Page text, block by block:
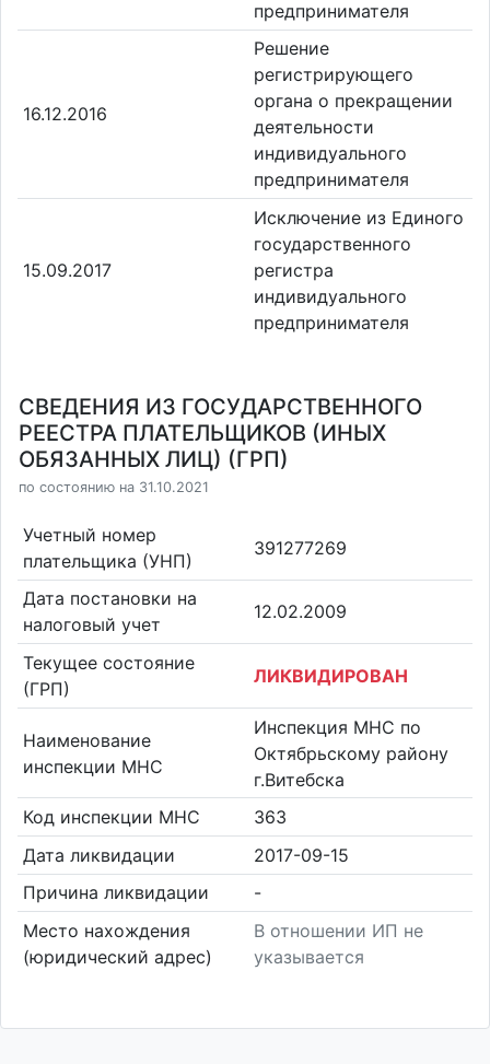
предпринимателя
16.12.2016
Решение
регистрирующего
органа о прекращении
деятельности
индивидуального
предпринимателя
15.09.2017
Исключение из Единого
государственного
регистра
индивидуального
предпринимателя
СВЕДЕНИЯ ИЗ ГОСУДАРСТВЕННОГО
РЕЕСТРА ПЛАТЕЛЬЩИКОВ (ИНЫХ
ОБЯЗАННЫХ ЛИЦ) (ГРП)
по состоянию на 31.10.2021
Учетный номер
плательщика (УНП)
391277269
Дата постановки на
налоговый учет
12.02.2009
Текущее состояние
(ГРП)
ЛИКВИДИРОВАН
Наименование
инспекции МНС
Инспекция МНС по
Октябрьскому району
г.Витебска
Код инспекции МНС
363
Дата ликвидации
2017-09-15
Причина ликвидации
-
Место нахождения
(юридический адрес)
В отношении ИП не
указывается